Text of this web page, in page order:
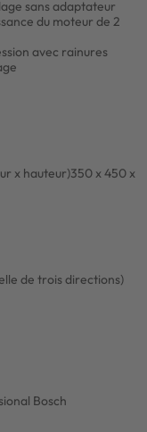
sans adaptateur
du moteur de 2
avec rainures
x hauteur)350 x 450 x
de trois directions)
Bosch